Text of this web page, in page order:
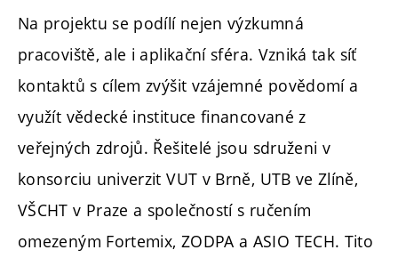
Na projektu se podílí nejen výzkumná
pracoviště, ale i aplikační sféra. Vzniká tak síť
kontaktů s cílem zvýšit vzájemné povědomí a
využít vědecké instituce financované z
veřejných zdrojů. Řešitelé jsou sdruženi v
konsorciu univerzit VUT v Brně, UTB ve Zlíně,
VŠCHT v Praze a společností s ručením
omezeným Fortemix, ZODPA a ASIO TECH. Tito